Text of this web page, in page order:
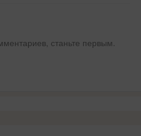
станьте первым.